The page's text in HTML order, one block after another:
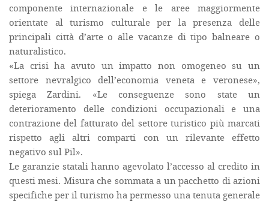
componente internazionale e le aree maggiormente
orientate al turismo culturale per la presenza delle
principali città d’arte o alle vacanze di tipo balneare o
naturalistico.
«La crisi ha avuto un impatto non omogeneo su un
settore nevralgico dell’economia veneta e veronese»,
spiega Zardini. «Le conseguenze sono state un
deterioramento delle condizioni occupazionali e una
contrazione del fatturato del settore turistico più marcati
rispetto agli altri comparti con un rilevante effetto
negativo sul Pil».
Le garanzie statali hanno agevolato l’accesso al credito in
questi mesi. Misura che sommata a un pacchetto di azioni
specifiche per il turismo ha permesso una tenuta generale